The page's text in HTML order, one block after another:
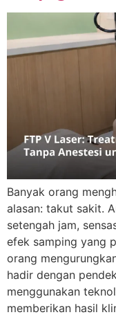
Banyak orang
alasan: takut sakit.
setengah jam,
efek samping yang
orang
hadir dengan
menggunakan
memberikan hasil